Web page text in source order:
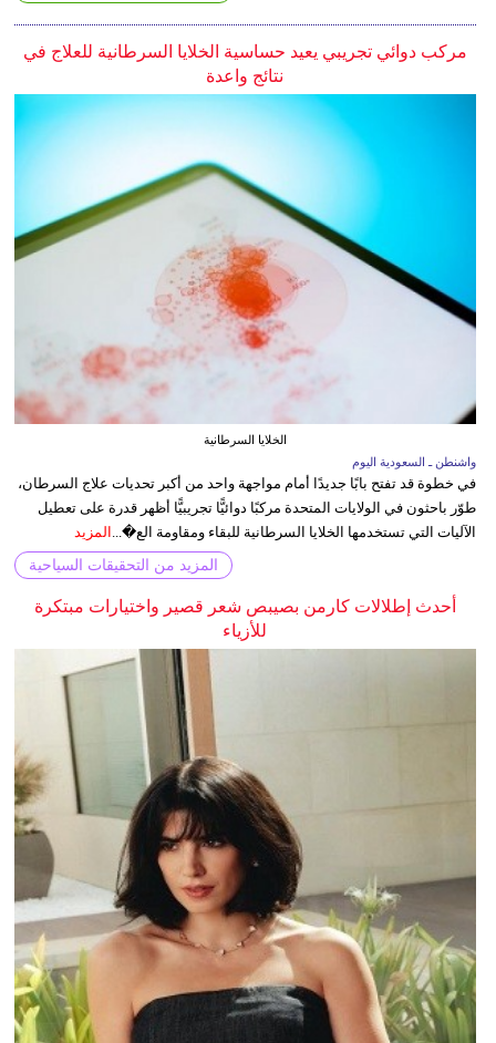
مركب دوائي تجريبي يعيد حساسية الخلايا السرطانية للعلاج في
نتائج واعدة
الخلايا السرطانية
واشنطن ـ السعودية اليوم
في خطوة قد تفتح بابًا جديدًا أمام مواجهة واحد من أكبر تحديات علاج السرطان،
طوّر باحثون في الولايات المتحدة مركبًا دوائيًّا تجريبيًّا أظهر قدرة على تعطيل
الآليات التي تستخدمها الخلايا السرطانية للبقاء ومقاومة الع�...
المزيد
المزيد من التحقيقات السياحية
أحدث إطلالات كارمن بصيبص شعر قصير واختيارات مبتكرة
للأزياء